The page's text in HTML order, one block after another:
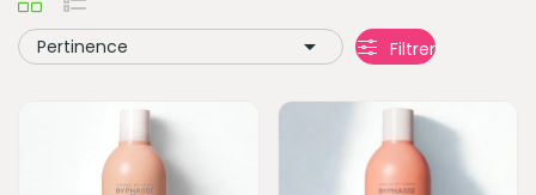
Pertinence  Filtrer